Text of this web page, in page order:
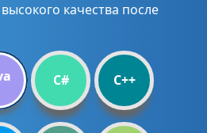
качества после
C# C++